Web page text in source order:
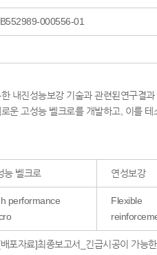
000556-01
내진성능보강 기술과 관련된연구결
운 고성능 벨크로를 개발하고, 이를
능 벨크로 연성보강
performance
Flexible